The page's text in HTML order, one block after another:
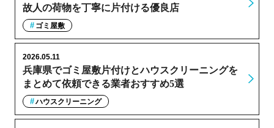
故人の荷物を丁寧に片付ける優良店
ゴミ屋敷
兵庫県でゴミ屋敷片付けとハウスクリーニングを
まとめて依頼できる業者おすすめ5選
2026.05.11
ハウスクリーニング